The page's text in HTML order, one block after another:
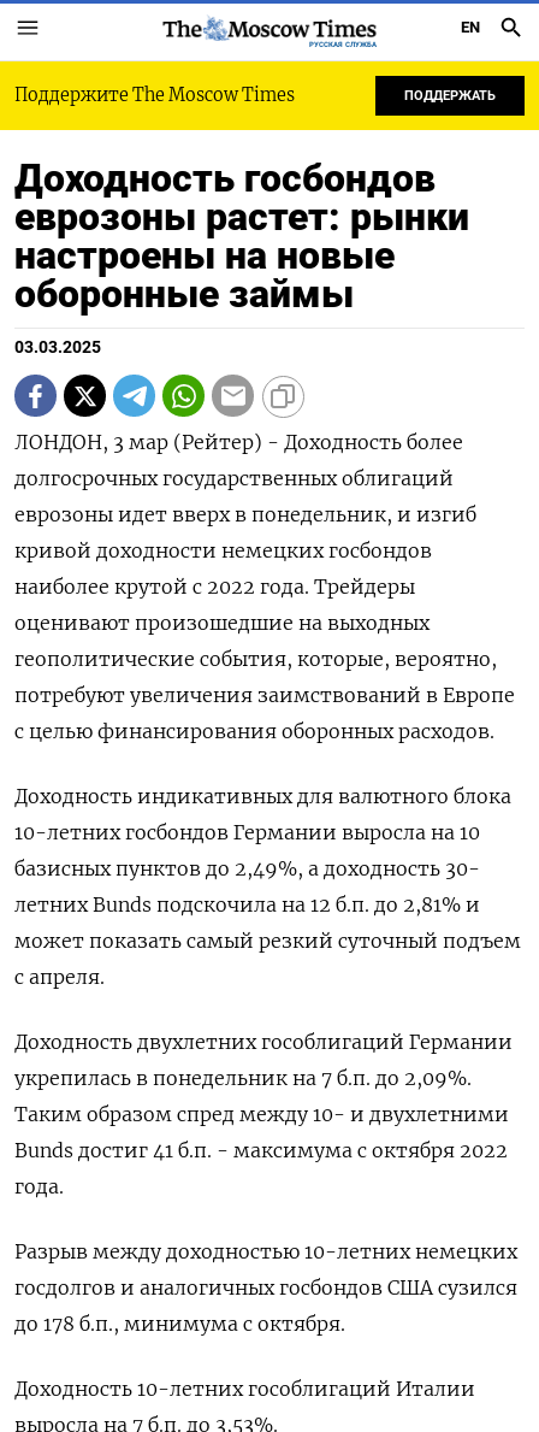
РУССКАЯ СЛУЖБА
EN
Поддержите The Moscow Times ПОДДЕРЖАТЬ
Доходность госбондов
еврозоны растет: рынки
настроены на новые
оборонные займы
03.03.2025
ЛОНДОН, 3 мар (Рейтер) - Доходность более
долгосрочных государственных облигаций
еврозоны идет вверх в понедельник, и изгиб
кривой доходности немецких госбондов
наиболее крутой с 2022 года. Трейдеры
оценивают произошедшие на выходных
геополитические события, которые, вероятно,
потребуют увеличения заимствований в Европе
с целью финансирования оборонных расходов.
Доходность индикативных для валютного блока
10-летних госбондов Германии выросла на 10
базисных пунктов до 2,49%, а доходность 30-
летних Bunds подскочила на 12 б.п. до 2,81% и
может показать самый резкий суточный подъем
с апреля.
Доходность двухлетних гособлигаций Германии
укрепилась в понедельник на 7 б.п. до 2,09%.
Таким образом спред между 10- и двухлетними
Bunds достиг 41 б.п. - максимума с октября 2022
года.
Разрыв между доходностью 10-летних немецких
госдолгов и аналогичных госбондов США сузился
до 178 б.п., минимума с октября.
Доходность 10-летних гособлигаций Италии
выросла на 7 б.п. до 3,53%.